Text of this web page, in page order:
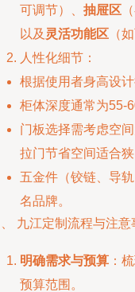
可调节）、 抽屉区
以及 灵活功能区 （
人性化细节：
根据使用者身高设计
柜体深度通常为55-
门板选择需考虑空
拉门节省空间适合狭
五金件（铰链、导
名品牌。
九江定制流程与注意
明确需求与预算 ：
预算范围。